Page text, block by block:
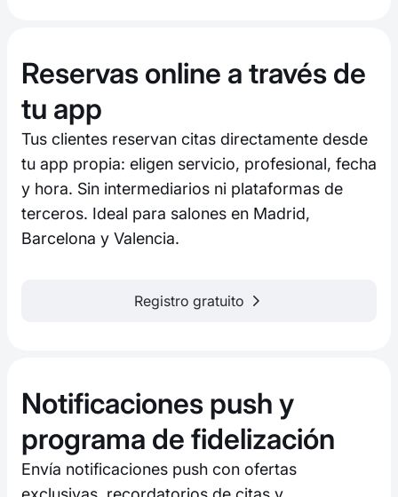
Reservas online a través de
tu app
Tus clientes reservan citas directamente desde
tu app propia: eligen servicio, profesional, fecha
y hora. Sin intermediarios ni plataformas de
terceros. Ideal para salones en Madrid,
Barcelona y Valencia.
Registro gratuito
Notificaciones push y
programa de fidelización
Envía notificaciones push con ofertas